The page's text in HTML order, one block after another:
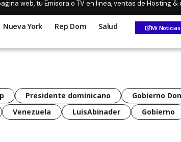
web, tu Emisora o TV en linea, ventas de Hosting &
Nueva York Rep Dom Salud Mi Noticias
Presidente dominicano Gobierno
Venezuela LuisAbinader Gobierno